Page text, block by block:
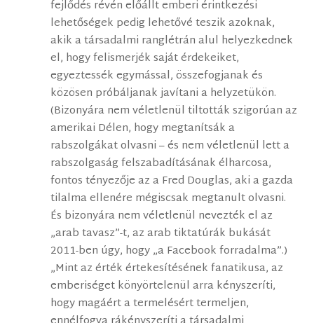
fejlődés révén előállt emberi érintkezési
lehetőségek pedig lehetővé teszik azoknak,
akik a társadalmi ranglétrán alul helyezkednek
el, hogy felismerjék saját érdekeiket,
egyeztessék egymással, összefogjanak és
közösen próbáljanak javítani a helyzetükön.
(Bizonyára nem véletlenül tiltották szigorúan az
amerikai Délen, hogy megtanítsák a
rabszolgákat olvasni – és nem véletlenül lett a
rabszolgaság felszabadításának élharcosa,
fontos tényezője az a Fred Douglas, aki a gazda
tilalma ellenére mégiscsak megtanult olvasni.
És bizonyára nem véletlenül nevezték el az
„arab tavasz”-t, az arab tiktatúrák bukását
2011-ben úgy, hogy „a Facebook forradalma”.)
„Mint az érték értekesítésének fanatikusa, az
emberiséget könyörtelenül arra kényszeríti,
hogy magáért a termelésért termeljen,